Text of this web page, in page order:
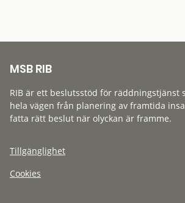
MSB RIB
RIB är ett beslutsstöd för räddningstjänst
hela vägen från planering av framtida
fatta rätt beslut när olyckan är framme.
Tillgänglighet
Cookies